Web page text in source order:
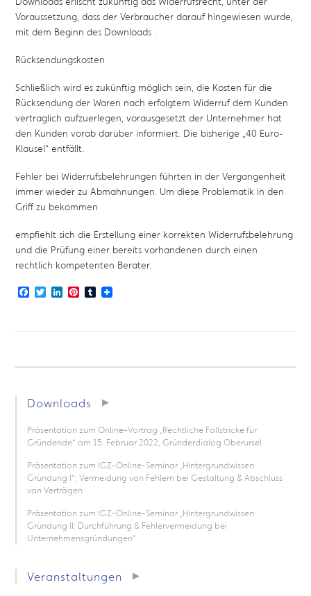
Voraussetzung, dass der Verbraucher darauf hingewiesen wurde,
mit dem Beginn des Downloads .
Rücksendungskosten
Schließlich wird es zukünftig möglich sein, die Kosten für die
Rücksendung der Waren nach erfolgtem Widerruf dem Kunden
vertraglich aufzuerlegen, vorausgesetzt der Unternehmer hat
den Kunden vorab darüber informiert. Die bisherige „40 Euro-
Klausel“ entfällt.
Fehler bei Widerrufsbelehrungen führten in der Vergangenheit
immer wieder zu Abmahnungen. Um diese Problematik in den
Griff zu bekommen
empfiehlt sich die Erstellung einer korrekten Widerrufsbelehrung
und die Prüfung einer bereits vorhandenen durch einen
rechtlich kompetenten Berater.
Facebook
TwitterLinkedIn
Pinterest
Tumblr
Downloads
Präsentation zum Online-Vortrag „Rechtliche Fallstricke für
Gründende“ am 15. Februar 2022, Gründerdialog Oberursel
Präsentation zum IGZ-Online-Seminar „Hintergrundwissen
Gründung I“: Vermeidung von Fehlern bei Gestaltung & Abschluss
von Verträgen
Präsentation zum IGZ-Online-Seminar „Hintergrundwissen
Gründung II: Durchführung & Fehlervermeidung bei
Unternehmensgründungen“
Veranstaltungen